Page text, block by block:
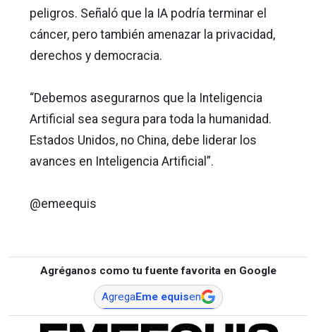
peligros. Señaló que la IA podría terminar el
cáncer, pero también amenazar la privacidad,
derechos y democracia.
“Debemos asegurarnos que la Inteligencia
Artificial sea segura para toda la humanidad.
Estados Unidos, no China, debe liderar los
avances en Inteligencia Artificial”.
@emeequis
Agréganos como tu fuente favorita en Google
AgregaEme equisen